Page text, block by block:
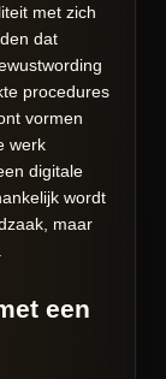
met zich
dat
procedures
vormen
werk
digitale
wordt
maar
een